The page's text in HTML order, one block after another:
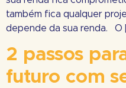
também fica qualquer
depende da sua renda. O
2 passos
futuro com